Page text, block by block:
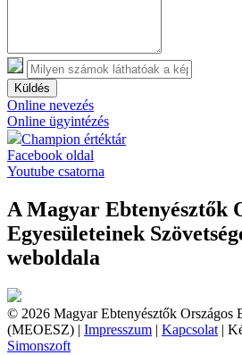
Küldés
Online nevezés
Online ügyintézés
Champion értéktár
Facebook oldal
Youtube csatorna
A Magyar Ebtenyésztők
Egyesületeinek
weboldala
© 2026 Magyar Ebtenyésztők Országos
(MEOESZ) | Impresszum | Kapcsolat |
Simonszoft